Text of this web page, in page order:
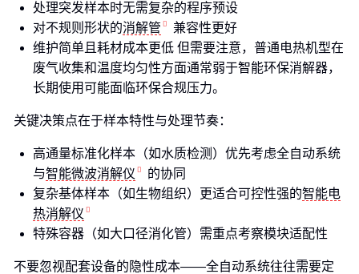
处理突发样本时无需复杂的程序预设
对不规则形状的消解管
兼容性更好
维护简单且耗材成本更低 但需要注意，普通电热机型在
废气收集和温度均匀性方面通常弱于智能环保消解器，
长期使用可能面临环保合规压力。
关键决策点在于样本特性与处理节奏：
高通量标准化样本（如水质检测）优先考虑全自动系统
与智能微波消解仪
的协同
复杂基体样本（如生物组织）更适合可控性强的智能电
热消解仪
特殊容器（如大口径消化管）需重点考察模块适配性
不要忽视配套设备的隐性成本——全自动系统往往需要定